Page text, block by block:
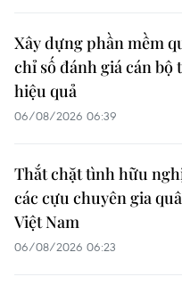
Xây dựng phần mềm
chỉ số đánh giá cán bộ
hiệu quả
06/08/2026 06:39
Thắt chặt tình hữu
các cựu chuyên gia
Việt Nam
06/08/2026 06:23